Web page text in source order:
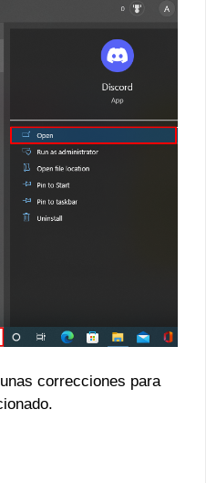
correcciones para